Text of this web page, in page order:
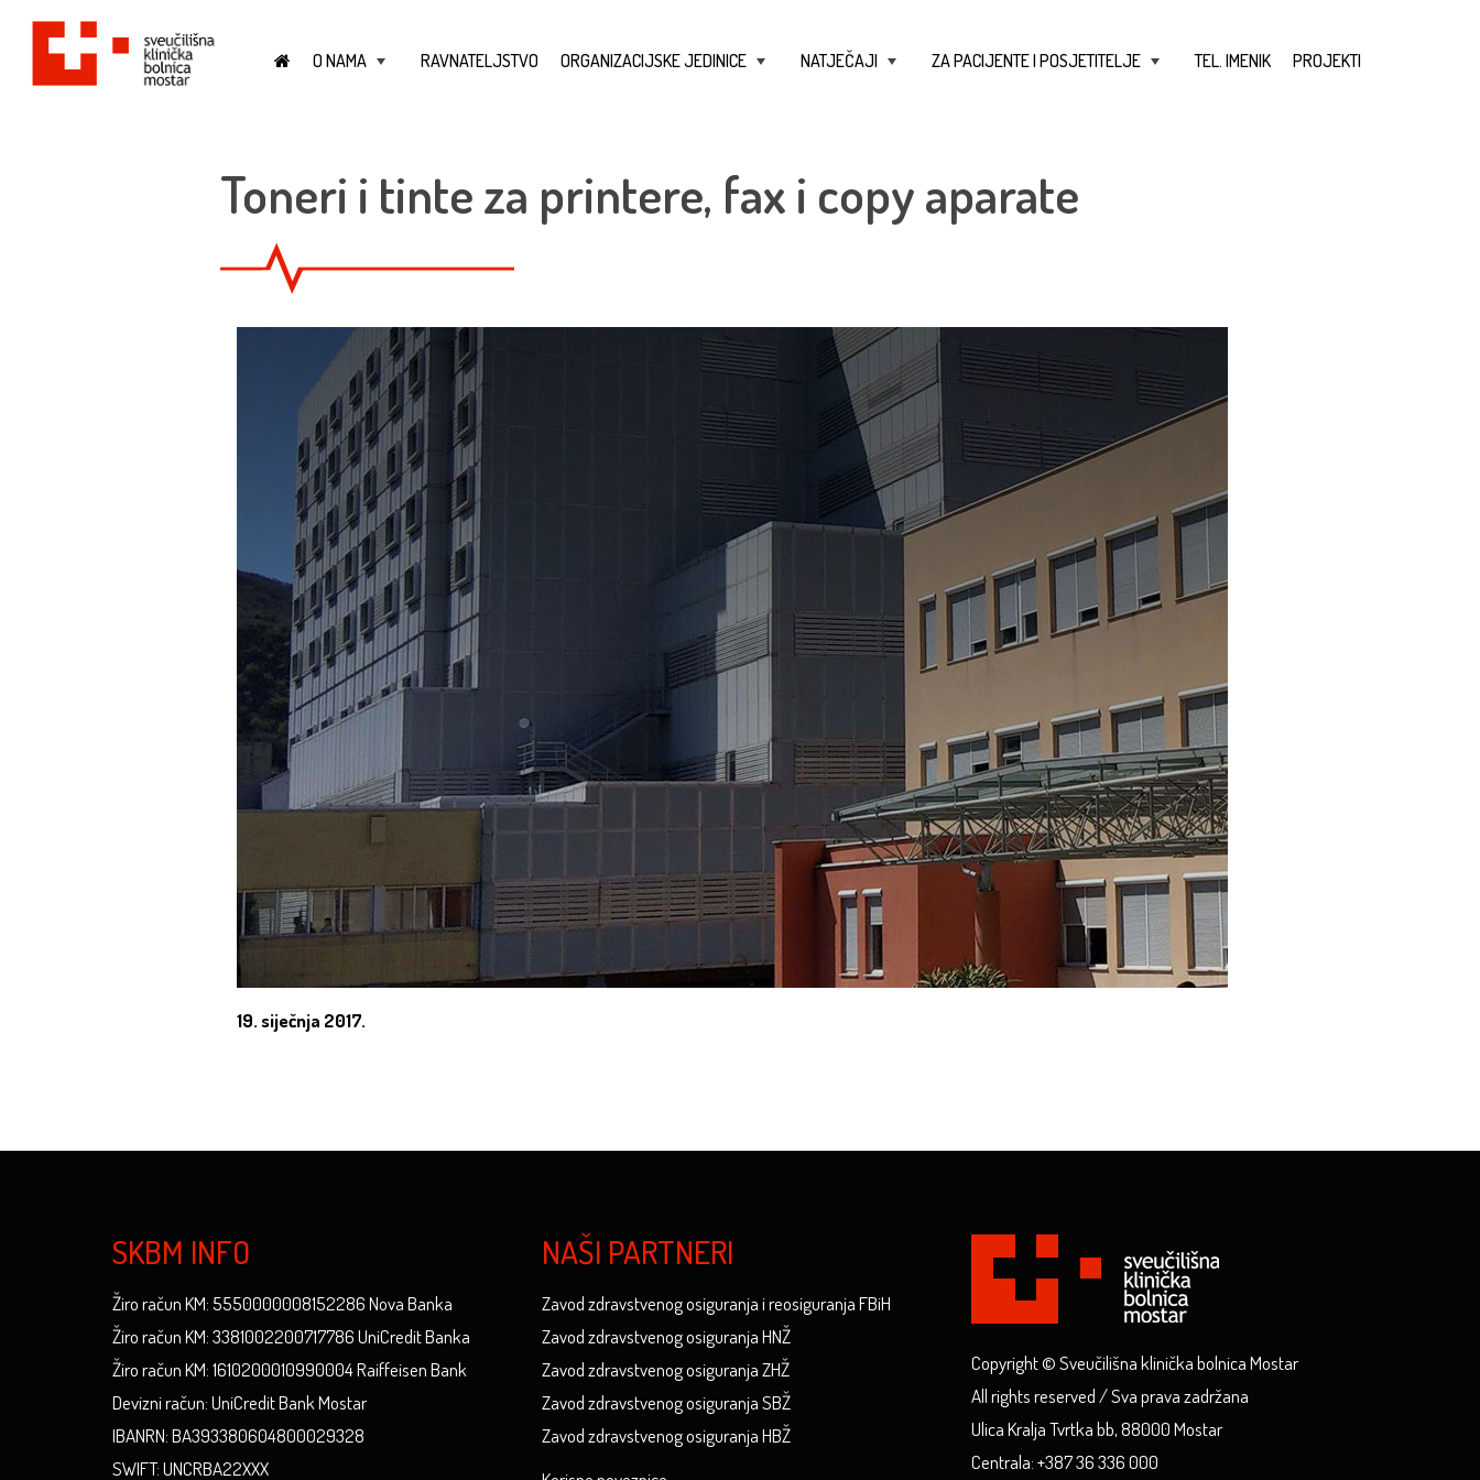
O NAMA RAVNATELJSTVO ORGANIZACIJSKE JEDINICE NATJEČAJI ZA PACIJENTE I POSJETITELJE TEL. IMENIK PROJEKTI
Toneri i tinte za printere, fax i copy aparate
19. siječnja 2017.
SKBM INFO
Žiro račun KM: 5550000008152286 Nova Banka
Žiro račun KM: 3381002200717786 UniCredit Banka
Žiro račun KM: 1610200010990004 Raiffeisen Bank
Devizni račun: UniCredit Bank Mostar
IBANRN: BA393380604800029328
SWIFT: UNCRBA22XXX
NAŠI PARTNERI
Zavod zdravstvenog osiguranja i reosiguranja FBiH
Zavod zdravstvenog osiguranja HNŽ
Zavod zdravstvenog osiguranja ZHŽ
Zavod zdravstvenog osiguranja SBŽ
Zavod zdravstvenog osiguranja HBŽ
Copyright © Sveučilišna klinička bolnica Mostar
All rights reserved / Sva prava zadržana
Ulica Kralja Tvrtka bb, 88000 Mostar
Centrala: +387 36 336 000